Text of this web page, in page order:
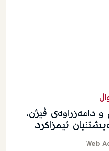
ڤیژن،
ئیمزاکرد